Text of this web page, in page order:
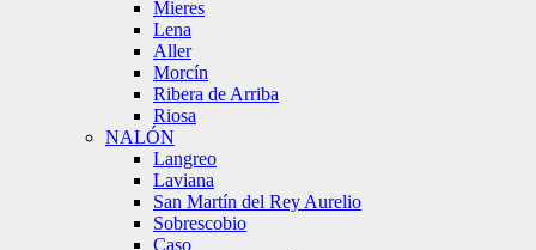
Mieres
Lena
Aller
Morcín
Ribera de Arriba
Riosa
NALÓN
Langreo
Laviana
San Martín del Rey Aurelio
Sobrescobio
Caso